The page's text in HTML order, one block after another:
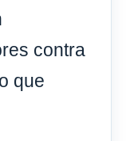
contra
que